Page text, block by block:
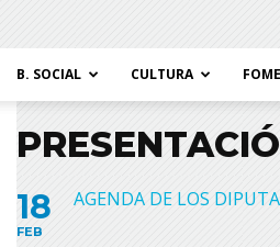
B. SOCIAL CULTURA
18
FEB
AGENDA DE LOS